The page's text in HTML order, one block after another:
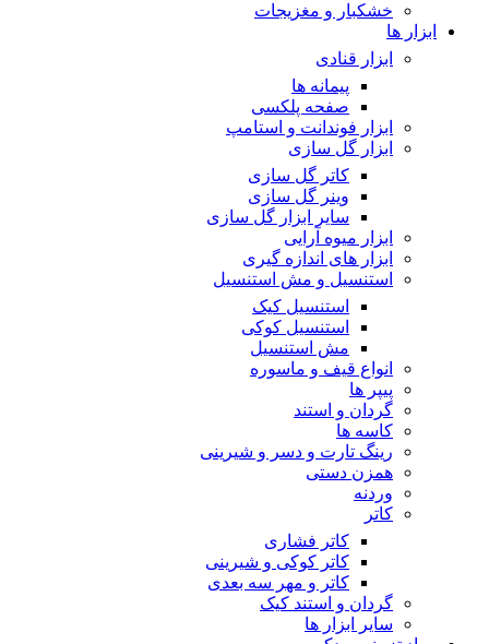
خشکبار و مغزیجات
ابزار ها
ابزار قنادی
پیمانه ها
صفحه پلکسی
ابزار فوندانت و استامپ
ابزار گل سازی
کاتر گل سازی
وینر گل سازی
سایر ابزار گل سازی
ابزار میوه آرایی
ابزار های اندازه گیری
استنسیل و مش استنسیل
استنسیل کیک
استنسیل کوکی
مش استنسیل
انواع قیف و ماسوره
پیپر ها
گردان و استند
کاسه ها
رینگ تارت و دسر و شیرینی
همزن دستی
وردنه
کاتر
کاتر فشاری
کاتر کوکی و شیرینی
کاتر و مهر سه بعدی
گردان و استند کیک
سایر ابزار ها